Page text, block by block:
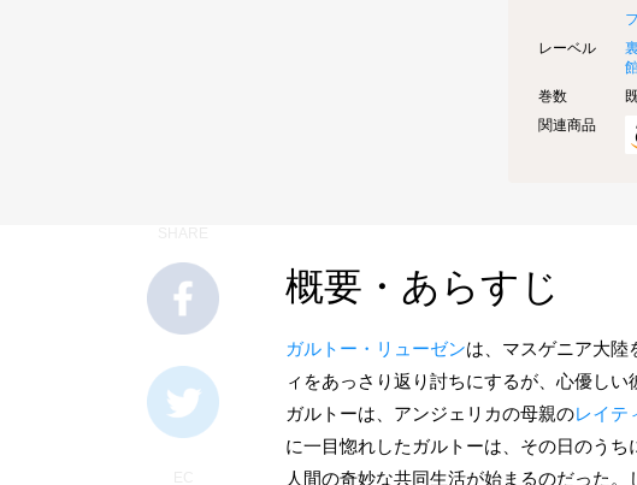
レーベル
巻数
関連商品
概要・あらすじ
ガルトー・リューゼンは、マスゲニア大陸
ィをあっさり返り討ちにするが、心優し
ガルトーは、アンジェリカの母親のレイテ
に一目惚れしたガルトーは、その日のう
人間の奇妙な共同生活が始まるのだった